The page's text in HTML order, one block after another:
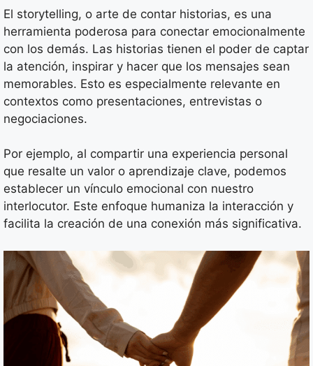
El storytelling, o arte de contar historias, es una
herramienta poderosa para conectar emocionalmente
con los demás. Las historias tienen el poder de captar
la atención, inspirar y hacer que los mensajes sean
memorables. Esto es especialmente relevante en
contextos como presentaciones, entrevistas o
negociaciones.
Por ejemplo, al compartir una experiencia personal
que resalte un valor o aprendizaje clave, podemos
establecer un vínculo emocional con nuestro
interlocutor. Este enfoque humaniza la interacción y
facilita la creación de una conexión más significativa.